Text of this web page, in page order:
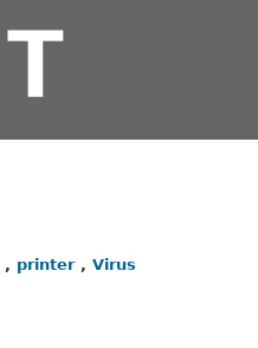
, printer , Virus